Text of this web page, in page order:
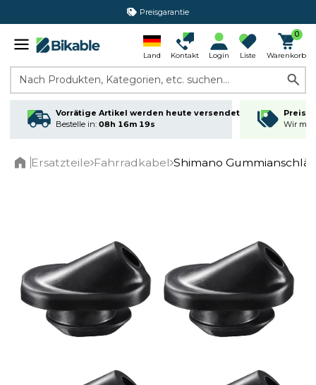
Preisgarantie
365 Tage Rückgabe*
Land Kontakt Login Liste
0
Warenkorb
Nach Produkten, Kategorien, etc. suchen...
Vorrätige Artikel werden heute versendet
Bestelle in: 08h 16m 19s
Wir
Ersatzteile Fahrradkabel Shimano